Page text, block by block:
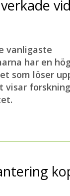
vid
vanligaste
har en
som löser
visar